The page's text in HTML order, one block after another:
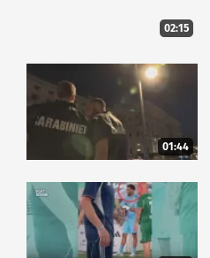
02:15
01:44